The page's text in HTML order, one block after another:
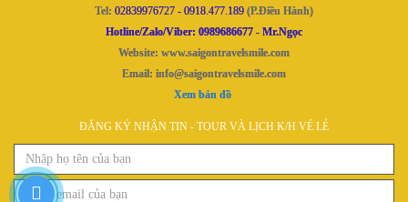
Tel: 02839976727 - 0918.477.189 (P.Điều Hành)
Hotline/Zalo/Viber: 0989686677 - Mr.Ngọc
Website: www.saigontravelsmile.com
Email: info@saigontravelsmile.com
Xem bản đồ
ĐĂNG KÝ NHẬN TIN - TOUR VÀ LỊCH K/H VÉ LẺ